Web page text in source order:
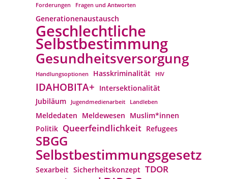
Forderungen Fragen und Antworten
Generationenaustausch
Geschlechtliche
Selbstbestimmung
Gesundheitsversorgung
Handlungsoptionen Hasskriminalität HIV
IDAHOBITA+ Intersektionalität
Jubiläum
Jugendmedienarbeit Landleben
Meldedaten Meldewesen Muslim*innen
Politik Queerfeindlichkeit Refugees
SBGG
Selbstbestimmungsgesetz
Sexarbeit Sicherheitskonzept TDOR